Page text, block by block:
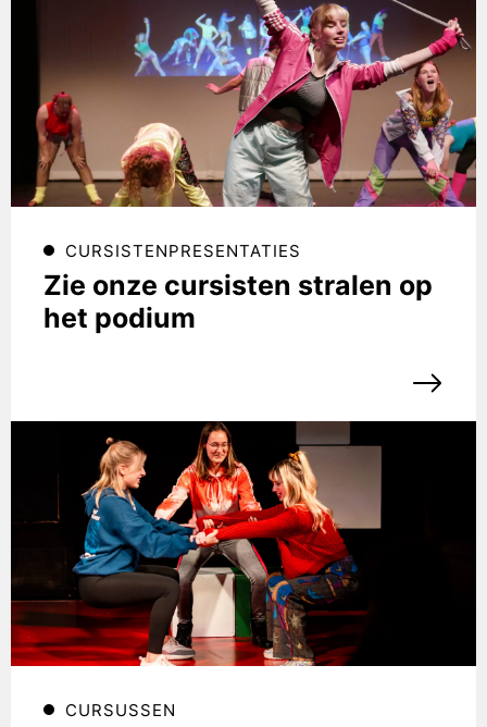
CURSISTENPRESENTATIES
Zie onze cursisten stralen op
het podium
CURSUSSEN